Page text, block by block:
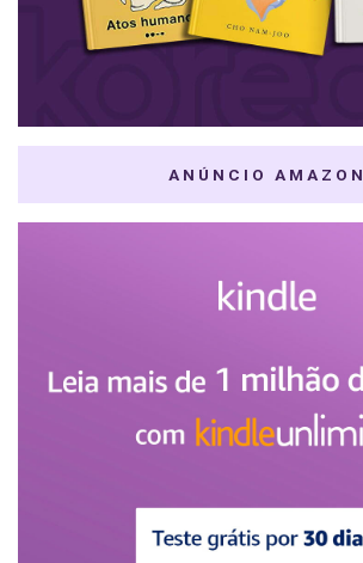
ANÚNCIO AMAZON